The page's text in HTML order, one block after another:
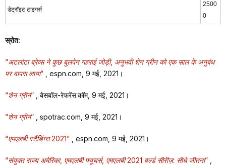
डेट्रॉइट टाइगर्स
2500
0
स्रोत:
“अटलांटा ब्रेव्स ने कुछ बुलपेन गहराई जोड़ी, अनुभवी शेन ग्रीन को एक साल के अनुबंध
पर वापस लाया” , espn.com, 9 मई, 2021।
“शेन ग्रीन” , बेसबॉल-रेफरेंस.कॉम, 9 मई, 2021।
“शेन ग्रीन” , spotrac.com, 9 मई, 2021।
“एमएलबी स्टैंडिंग्स 2021” , espn.com, 9 मई, 2021।
“संयुक्त राज्य अमेरिका, एमएलबी फ्यूचर्स, एमएलबी 2021 वर्ल्ड सीरीज़: सीधे जीतना”